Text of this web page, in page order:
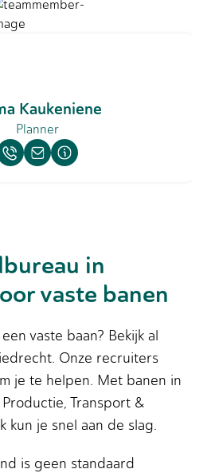
Kaukeniene
Planner
in
vaste banen
vaste baan? Bekijk al
Onze recruiters
je te helpen. Met banen in
Transport &
kun je snel aan de slag.
is geen standaard